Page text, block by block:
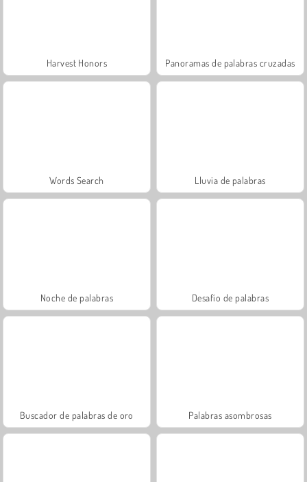
Harvest Honors Panoramas de palabras cruzadas
Words Search Lluvia de palabras
Noche de palabras Desafío de palabras
Buscador de palabras de oro Palabras asombrosas